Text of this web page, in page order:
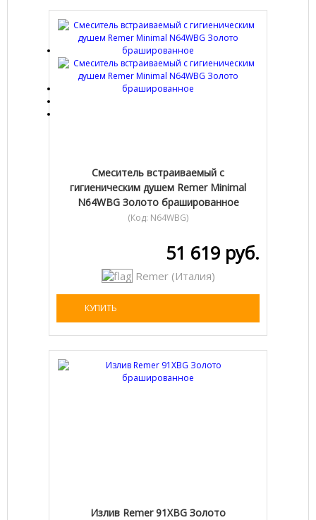
Смеситель встраиваемый с
гигиеническим душем Remer Minimal
N64WBG Золото брашированное
(Код: N64WBG)
51 619 руб.
Remer (Италия)
КУПИТЬ
Излив Remer 91XBG Золото